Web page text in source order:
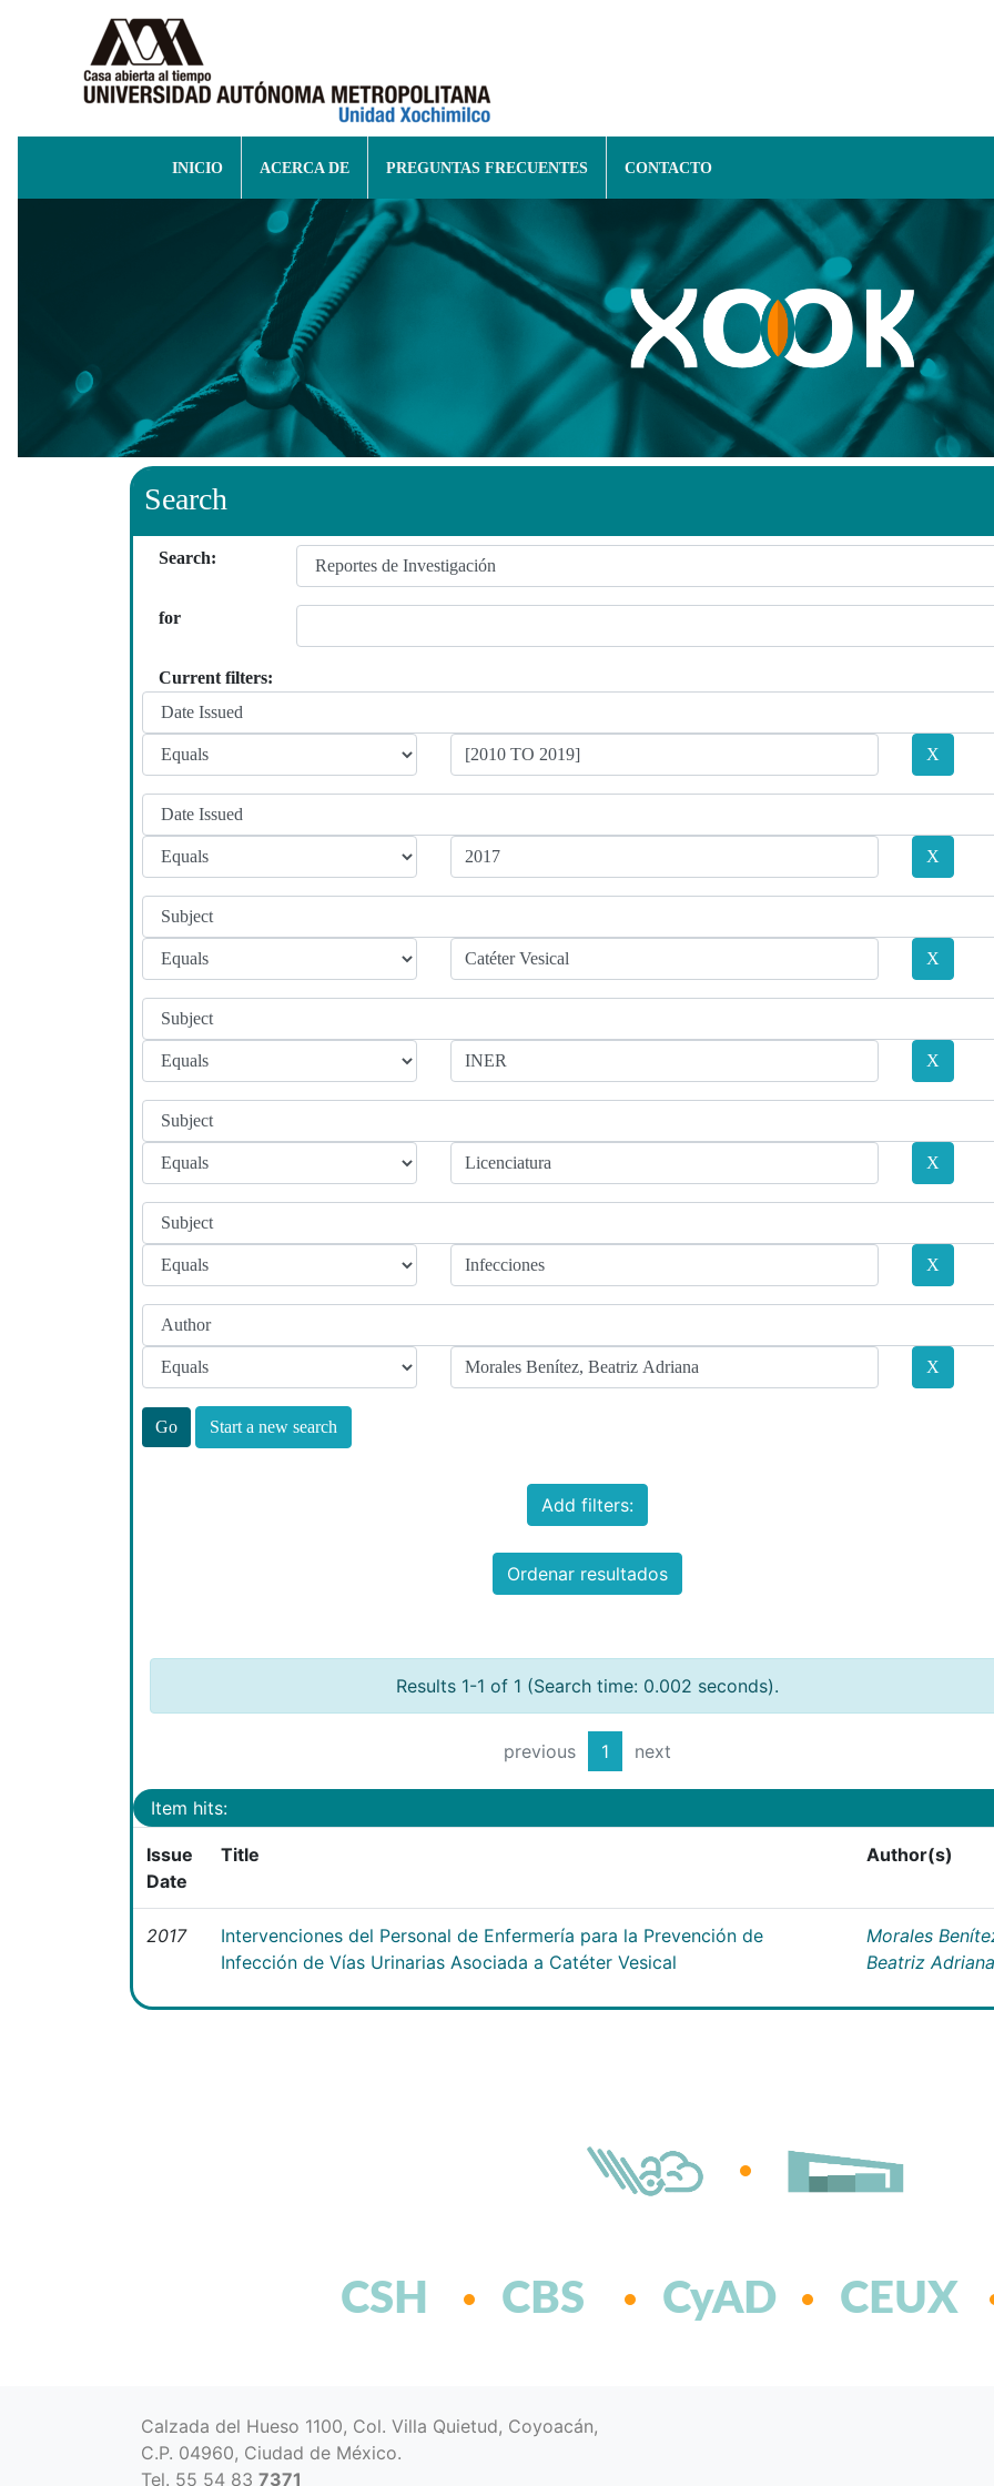
INICIO ACERCA DE PREGUNTAS FRECUENTES CONTACTO
Search
Search:
for
Current filters:
Start a new search
Add filters:
Ordenar resultados
Results 1-1 of 1 (Search time: 0.002 seconds).
previous 1 next
Item hits:
Issue
Date
Title Author(s)
2017
Intervenciones del Personal de Enfermería para la Prevención de
Infección de Vías Urinarias Asociada a Catéter Vesical
Morales
Beatriz Adriana
CSH CBS CyAD CEUX
Calzada del Hueso 1100, Col. Villa Quietud, Coyoacán,
C.P. 04960, Ciudad de México.
Tel. 55 54 83 7371